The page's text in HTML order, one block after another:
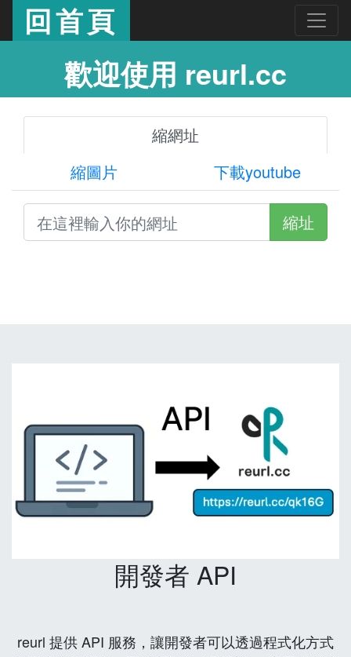
回首頁
歡迎使用 reurl.cc
縮網址
縮圖片
下載youtube
縮址
開發者 API
reurl 提供 API 服務，讓開發者可以透過程式化方式